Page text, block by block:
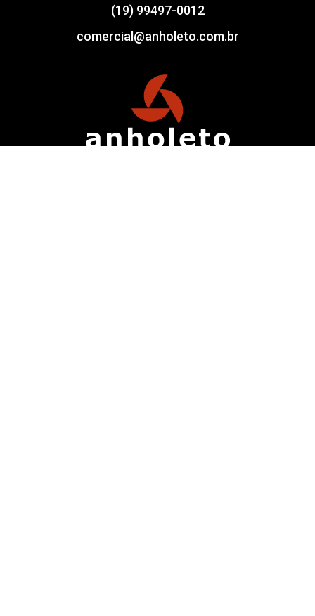
(19) 99497-0012
comercial@anholeto.com.br